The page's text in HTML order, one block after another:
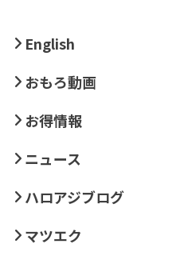
English
おもろ動画
お得情報
ニュース
ハロアジブログ
マツエク